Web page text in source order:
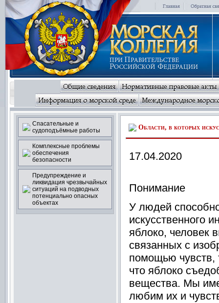
Спасательные и
судоподъёмные работы
Комплексные проблемы
обеспечения
безопасности
Предупреждение и
ликвидация чрезвычайных
ситуаций на подводных
потенциально опасных
объектах
Области, в которых
17.04.2020
Понимание
У людей
искусственного
яблоко, человек
связанных с
помощью чувств,
что яблоко
вещества. Мы
любим их и